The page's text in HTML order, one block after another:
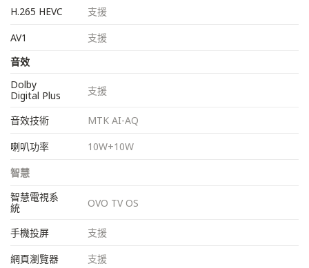
H.265 HEVC
支援
AV1
支援
音效
Dolby
Digital Plus
支援
音效技術
MTK AI-AQ
喇叭功率
10W+10W
智慧
智慧電視系
統
OVO TV OS
手機投屏
支援
網頁瀏覽器
支援